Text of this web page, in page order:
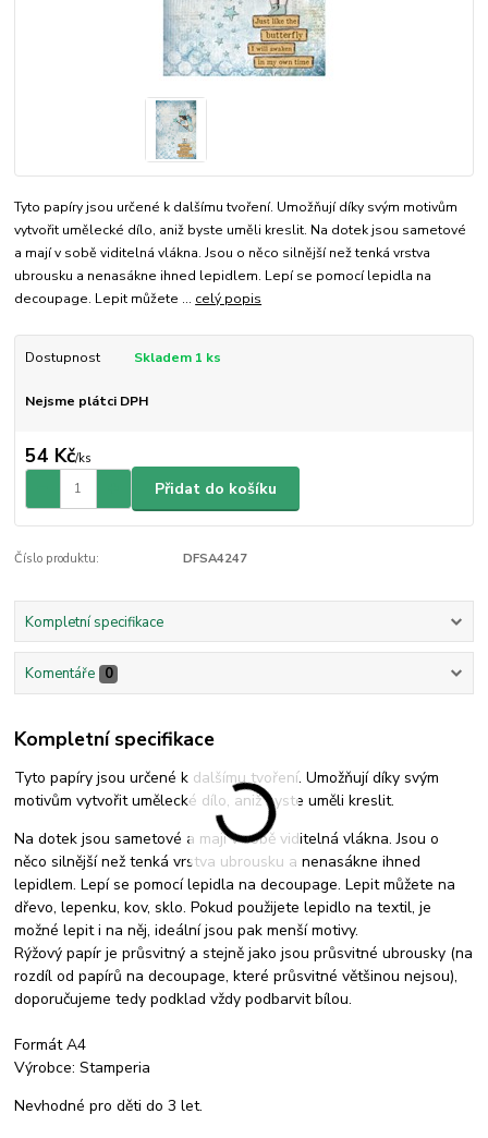
Tyto papíry jsou určené k dalšímu tvoření. Umožňují díky svým motivům
vytvořit umělecké dílo, aniž byste uměli kreslit. Na dotek jsou sametové
a mají v sobě viditelná vlákna. Jsou o něco silnější než tenká vrstva
ubrousku a nenasákne ihned lepidlem. Lepí se pomocí lepidla na
decoupage. Lepit můžete ... celý popis
Dostupnost Skladem 1 ks
Nejsme plátci DPH
54 Kč/ks
Přidat do košíku
Číslo produktu: DFSA4247
Kompletní specifikace
Komentáře 0
Kompletní specifikace
Tyto papíry jsou určené k dalšímu tvoření. Umožňují díky svým
motivům vytvořit umělecké dílo, aniž byste uměli kreslit.
Na dotek jsou sametové a mají v sobě viditelná vlákna. Jsou o
něco silnější než tenká vrstva ubrousku a nenasákne ihned
lepidlem. Lepí se pomocí lepidla na decoupage. Lepit můžete na
dřevo, lepenku, kov, sklo. Pokud použijete lepidlo na textil, je
možné lepit i na něj, ideální jsou pak menší motivy.
Rýžový papír je průsvitný a stejně jako jsou průsvitné ubrousky (na
rozdíl od papírů na decoupage, které průsvitné většinou nejsou),
doporučujeme tedy podklad vždy podbarvit bílou.
Formát A4
Výrobce: Stamperia
Nevhodné pro děti do 3 let.